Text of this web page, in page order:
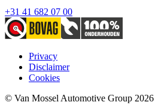
+31 41 682 07 00
Privacy
Disclaimer
Cookies
© Van Mossel Automotive Group 2026